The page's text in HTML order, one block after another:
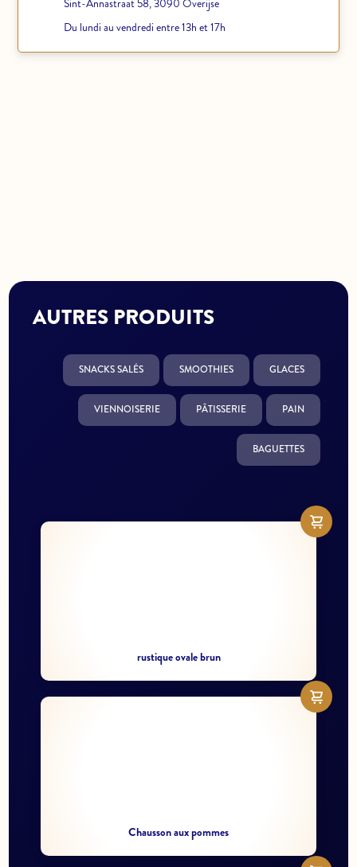
Sint-Annastraat 58, 3090 Overijse
Du lundi au vendredi entre 13h et 17h
AUTRES PRODUITS
GLACES
SMOOTHIES
SNACKS SALÉS
PAIN
PÂTISSERIE
VIENNOISERIE
BAGUETTES
rustique ovale brun
Chausson aux pommes